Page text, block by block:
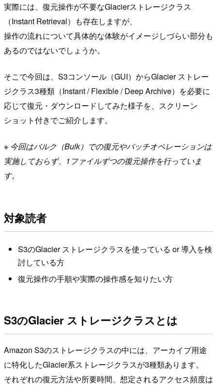
実際には、復元操作が不要なGlacierストレージクラス
（Instant Retrieval）も存在しますが、
操作の流れについて具体的な体験がイメージしづらい部分も
あるのではないでしょうか。
そこで今回は、S3コンソール（GUI）からGlacier ストレー
ジクラス3種類（Instant / Flexible / Deep Archive）を必要に
応じて復元・ダウンロードしてみた様子を、スクリーン
ショット付きでご紹介します。
※ 今回はバルク（Bulk）での復元やバッチオペレーションは
実施しておらず、1ファイルずつの復元操作を行っていま
す。
対象読者
S3のGlacier ストレージクラスを使っている or 導入を検
討している方
復元操作の手順や実際の操作感を知りたい方
S3のGlacier ストレージクラスとは
Amazon S3のストレージクラスの中には、アーカイブ用途
に特化したGlacier系ストレージクラスが3種類あります。
それぞれの復元方法や所要時間、想定されるアクセス頻度は